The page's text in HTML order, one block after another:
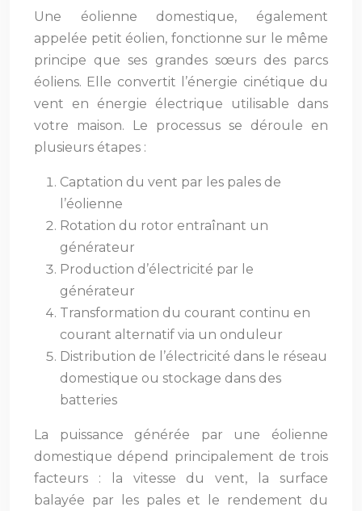
Une éolienne domestique, également
appelée petit éolien, fonctionne sur le même
principe que ses grandes sœurs des parcs
éoliens. Elle convertit l’énergie cinétique du
vent en énergie électrique utilisable dans
votre maison. Le processus se déroule en
plusieurs étapes :
Captation du vent par les pales de
l’éolienne
Rotation du rotor entraînant un
générateur
Production d’électricité par le
générateur
Transformation du courant continu en
courant alternatif via un onduleur
Distribution de l’électricité dans le réseau
domestique ou stockage dans des
batteries
La puissance générée par une éolienne
domestique dépend principalement de trois
facteurs : la vitesse du vent, la surface
balayée par les pales et le rendement du